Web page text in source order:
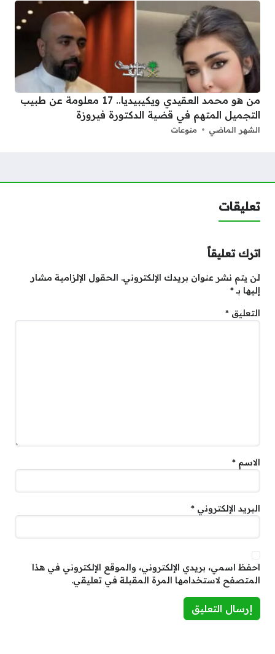
من هو محمد العقيدي ويكيبيديا.. 17 معلومة عن طبيب
التجميل المتهم في قضية الدكتورة فيروزة
الشهر الماضي منوعات
تعليقات
اترك تعليقاً
لن يتم نشر عنوان بريدك الإلكتروني. الحقول الإلزامية مشار
إليها بـ*
التعليق *
الاسم *
البريد الإلكتروني *
احفظ اسمي، بريدي الإلكتروني، والموقع الإلكتروني في هذا
المتصفح لاستخدامها المرة المقبلة في تعليقي.